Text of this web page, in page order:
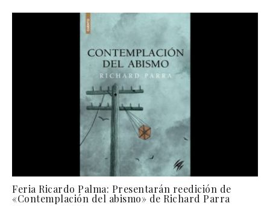
Feria Ricardo Palma: Presentarán reedición de
«Contemplación del abismo» de Richard Parra